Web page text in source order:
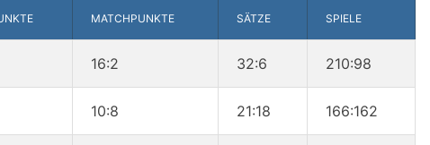
MATCHPUNKTE SÄTZE SPIELE
16:2 32:6 210:98
10:8 21:18 166:162